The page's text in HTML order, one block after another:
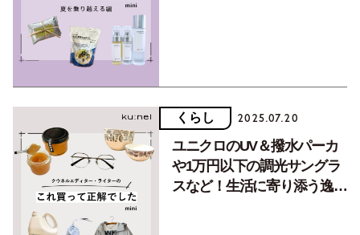
くらし 2025.07.20
ユニクロのUV＆撥水パーカ
や1万円以下の調光サングラ
スなど！生活に寄り添う逸品